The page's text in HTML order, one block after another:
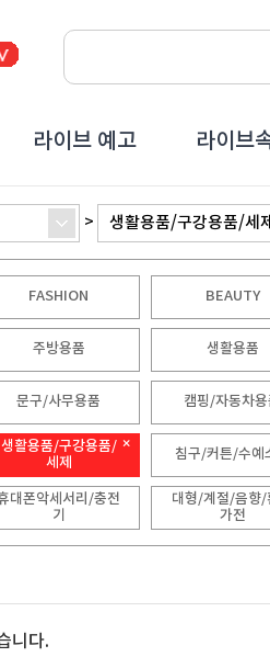
라이브 예고 라이브
> 생활용품/구강용품/세
FASHION BEAUTY
주방용품 생활용품
문구/사무용품 캠핑/자동차
생활용품/구강용품/
세제
침구/커튼/수예
대폰악세서리/충전
기
대형/계절/음향/
가전
니다.